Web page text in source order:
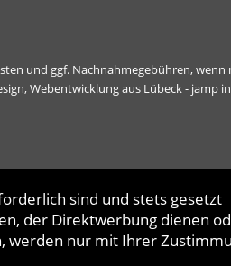
und ggf. Nachnahmegebühren, wenn
Webentwicklung aus Lübeck - jamp
sind und stets gesetzt
der Direktwerbung dienen
werden nur mit Ihrer